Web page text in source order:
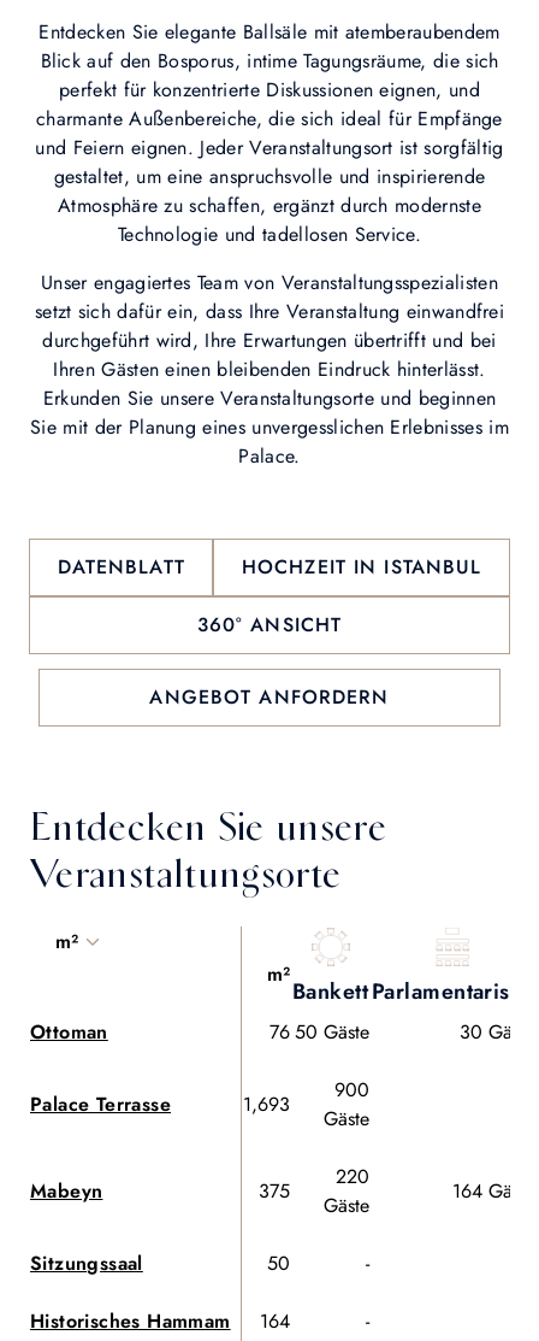
Entdecken Sie elegante Ballsäle mit atemberaubendem
Blick auf den Bosporus, intime Tagungsräume, die sich
perfekt für konzentrierte Diskussionen eignen, und
charmante Außenbereiche, die sich ideal für Empfänge
und Feiern eignen. Jeder Veranstaltungsort ist sorgfältig
gestaltet, um eine anspruchsvolle und inspirierende
Atmosphäre zu schaffen, ergänzt durch modernste
Technologie und tadellosen Service.
Unser engagiertes Team von Veranstaltungsspezialisten
setzt sich dafür ein, dass Ihre Veranstaltung einwandfrei
durchgeführt wird, Ihre Erwartungen übertrifft und bei
Ihren Gästen einen bleibenden Eindruck hinterlässt.
Erkunden Sie unsere Veranstaltungsorte und beginnen
Sie mit der Planung eines unvergesslichen Erlebnisses im
Palace.
DATENBLATT HOCHZEIT IN ISTANBUL
360° ANSICHT
ANGEBOT ANFORDERN
Entdecken Sie unsere
Veranstaltungsorte
m²
m²
BankettParlamentarisch
Ottoman 7650 Gäste 30 Gäste
Palace Terrasse 1,693
900
Gäste
Mabeyn 375
220
Gäste
164 Gäste
Sitzungssaal 50 -
Historisches Hammam 164 -